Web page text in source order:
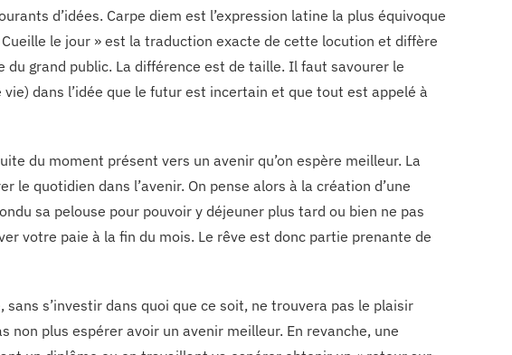
d’idées. Carpe diem est l’expression latine la plus équivoque
le jour » est la traduction exacte de cette locution et diffère
grand public. La différence est de taille. Il faut savourer le
dans l’idée que le futur est incertain et que tout est appelé à
du moment présent vers un avenir qu’on espère meilleur. La
quotidien dans l’avenir. On pense alors à la création d’une
sa pelouse pour pouvoir y déjeuner plus tard ou bien ne pas
votre paie à la fin du mois. Le rêve est donc partie prenante de
s’investir dans quoi que ce soit, ne trouvera pas le plaisir
non plus espérer avoir un avenir meilleur. En revanche, une